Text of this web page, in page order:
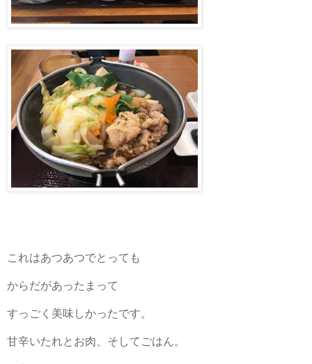
これはあつあつでとっても
からだがあったまって
すっごく美味しかったです。
甘辛いたれとお肉、そしてごはん。